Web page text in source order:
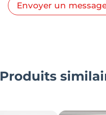
Envoyer un
Produits